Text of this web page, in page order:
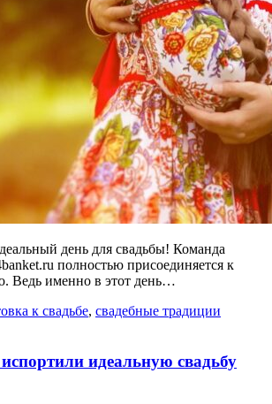
день для свадьбы! Команда
полностью присоединяется к
Ведь именно в этот день…
к свадьбе, свадебные традиции
идеальную свадьбу